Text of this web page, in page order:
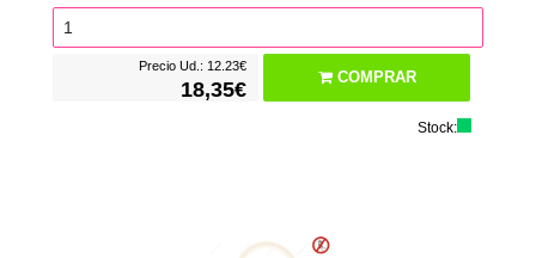
Precio Ud.: 12.23€
18,35€
COMPRAR
Stock: